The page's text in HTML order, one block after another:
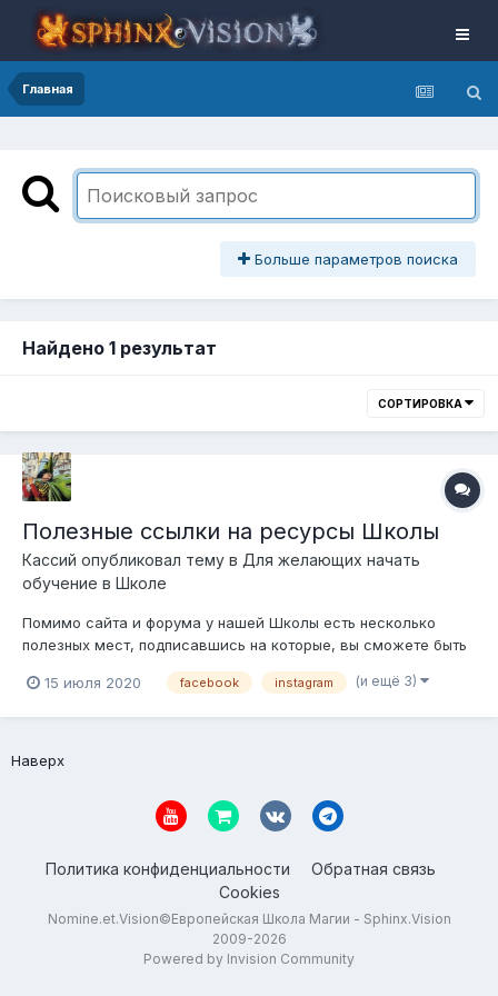
Главная
Больше параметров поиска
Найдено 1 результат
СОРТИРОВКА
Полезные ссылки на ресурсы Школы
Кассий опубликовал тему в Для желающих начать
обучение в Школе
Помимо сайта и форума у нашей Школы есть несколько
полезных мест, подписавшись на которые, вы сможете быть
уведомления об открытых занятиях, наборах на курсы и
15 июля 2020 facebook instagram (и ещё 3)
Наверх
Политика конфиденциальности
Обратная связь
Cookies
Nomine.et.Vision©Европейская Школа Магии - Sphinx.Vision
2009-2026
Powered by Invision Community